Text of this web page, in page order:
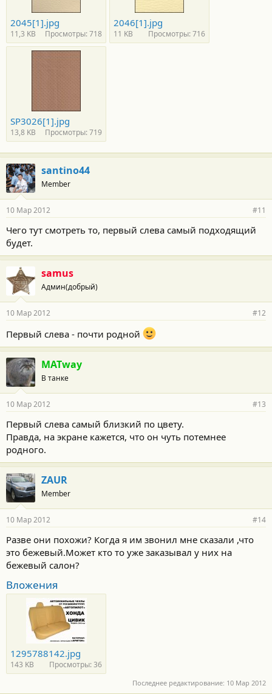
2045[1].jpg
11,3 KB Просмотры: 718
2046[1].jpg
11 KB Просмотры: 716
SP3026[1].jpg
13,8 KB Просмотры: 719
santino44
Member
10 Мар 2012 #11
Чего тут смотреть то, первый слева самый подходящий
будет.
samus
Админ(добрый)
10 Мар 2012 #12
Первый слева - почти родной
MATway
В танке
10 Мар 2012 #13
Первый слева самый близкий по цвету.
Правда, на экране кажется, что он чуть потемнее
родного.
ZAUR
Member
10 Мар 2012 #14
Разве они похожи? Когда я им звонил мне сказали ,что
это бежевый.Может кто то уже заказывал у них на
бежевый салон?
Вложения
1295788142.jpg
143 KB Просмотры: 36
Последнее редактирование: 10 Мар 2012